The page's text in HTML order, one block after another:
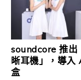
soundcore 推
晰耳機」，導入
盒